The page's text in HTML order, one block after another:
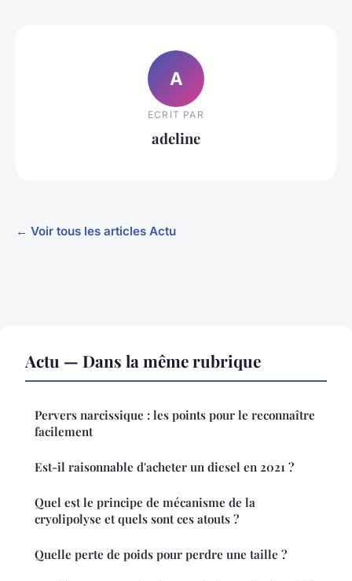
A
ECRIT PAR
adeline
← Voir tous les articles Actu
Actu — Dans la même rubrique
Pervers narcissique : les points pour le reconnaître
facilement
Est-il raisonnable d'acheter un diesel en 2021 ?
Quel est le principe de mécanisme de la
cryolipolyse et quels sont ces atouts ?
Quelle perte de poids pour perdre une taille ?